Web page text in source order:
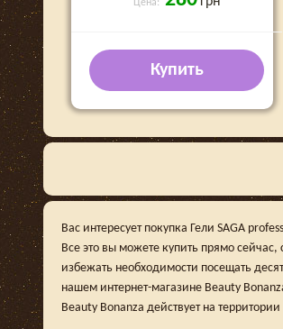
Цена:
Купить
Вас интересует покупка Гели SAGA
Все это вы можете купить прямо
избежать необходимости посещать
нашем интернет-магазине Beauty
Beauty Bonanza действует на